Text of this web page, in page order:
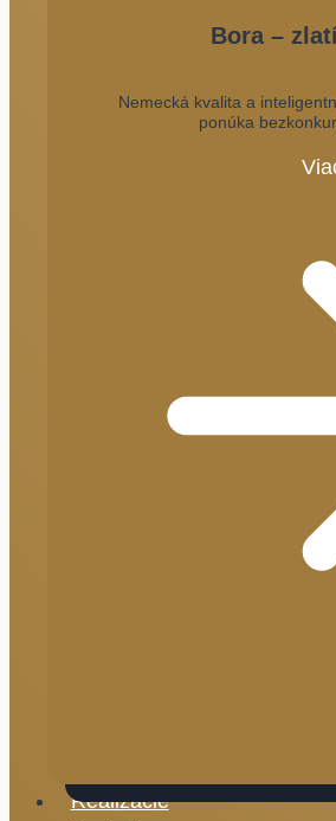
Bora –
Nemecká kvalita a
ponúka
Realizácie